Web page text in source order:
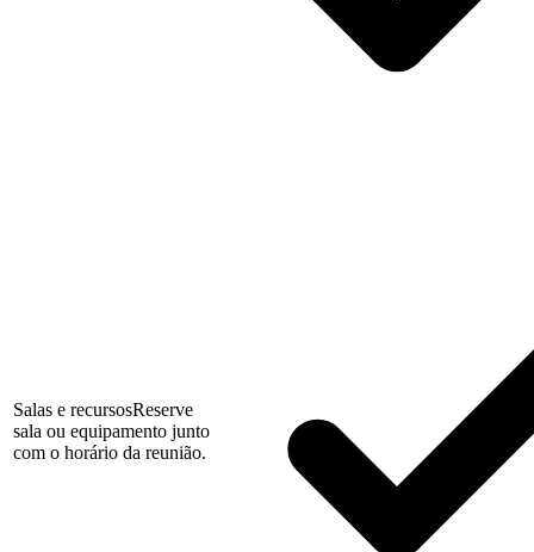
Salas e recursosReserve
sala ou equipamento junto
com o horário da reunião.